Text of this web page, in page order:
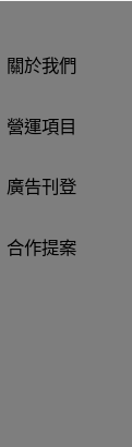
關於我們
營運項目
廣告刊登
合作提案